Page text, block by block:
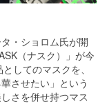
・ショロム氏が開
（ナスク）」が今
してのマスクを、
させたい」という
さを併せ持つマス